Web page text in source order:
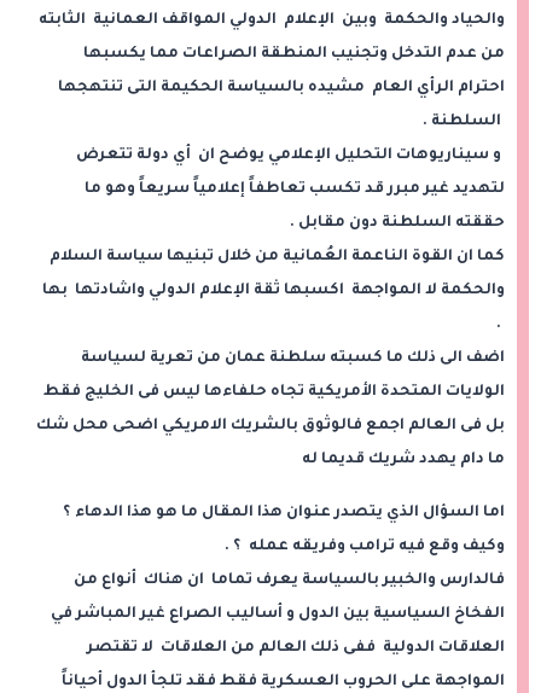
والحياد والحكمة وبين الإعلام الدولي المواقف العمانية الثابته
من عدم التدخل وتجنيب المنطقة الصراعات مما يكسبها
احترام الرأي العام مشيده بالسياسة الحكيمة التى تنتهجها
السلطنة .
و سيناريوهات التحليل الإعلامي يوضح ان أي دولة تتعرض
لتهديد غير مبرر قد تكسب تعاطفاً إعلامياً سريعاً وهو ما
حققته السلطنة دون مقابل .
كما ان القوة الناعمة العُمانية من خلال تبنيها سياسة السلام
والحكمة لا المواجهة اكسبها ثقة الإعلام الدولي واشادتها بها
.
اضف الى ذلك ما كسبته سلطنة عمان من تعرية لسياسة
الولايات المتحدة الأمريكية تجاه حلفاءها ليس فى الخليج فقط
بل فى العالم اجمع فالوثوق بالشريك الامريكي اضحى محل شك
ما دام يهدد شريك قديما له
اما السؤال الذي يتصدر عنوان هذا المقال ما هو هذا الدهاء ؟
وكيف وقع فيه ترامب وفريقه عمله ؟ .
فالدارس والخبير بالسياسة يعرف تماما ان هناك أنواع من
الفخاخ السياسية بين الدول و أساليب الصراع غير المباشر في
العلاقات الدولية ففى ذلك العالم من العلاقات لا تقتصر
المواجهة على الحروب العسكرية فقط فقد تلجأ الدول أحياناً